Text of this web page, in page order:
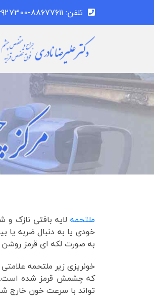
تلفن: 88677611-09306927300
ملتحمهلایه بافتی نازک
خودی یا به دنبال ضربه یا
به صورت لکه ای قرمز
خونریزی زیر ملتحمه
که چشمش قرمز شده است.
تواند با سرعت خون خارج